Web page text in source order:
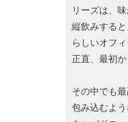
リーズは、
縦飲みする
らしいオフ
正直、最初か
その中でも
包み込むよう